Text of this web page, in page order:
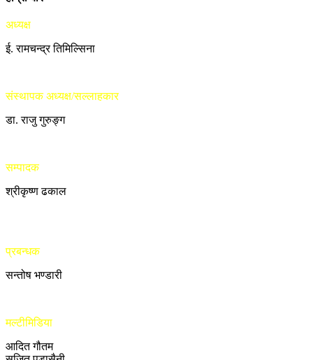
अध्यक्ष
ई. रामचन्द्र तिमिल्सिना
संस्थापक अध्यक्ष/सल्लाहकार
डा. राजु गुरुङ्ग
सम्पादक
श्रीकृष्ण ढकाल
प्रबन्धक
सन्तोष भण्डारी
मल्टीमिडिया
आदित गौतम